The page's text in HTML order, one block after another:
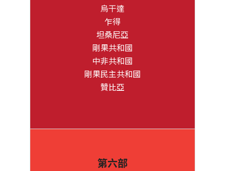
烏干達
乍得
坦桑尼亞
剛果共和國
中非共和國
剛果民主共和國
贊比亞
第六部